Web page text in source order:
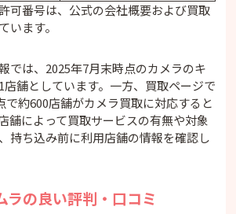
可番号は、公式の会社概要および買取
います。
では、2025年7月末時点のカメラのキ
店舗としています。一方、買取ページで
で約600店舗がカメラ買取に対応すると
舗によって買取サービスの有無や対象
持ち込み前に利用店舗の情報を確認し
ラの良い評判・口コミ